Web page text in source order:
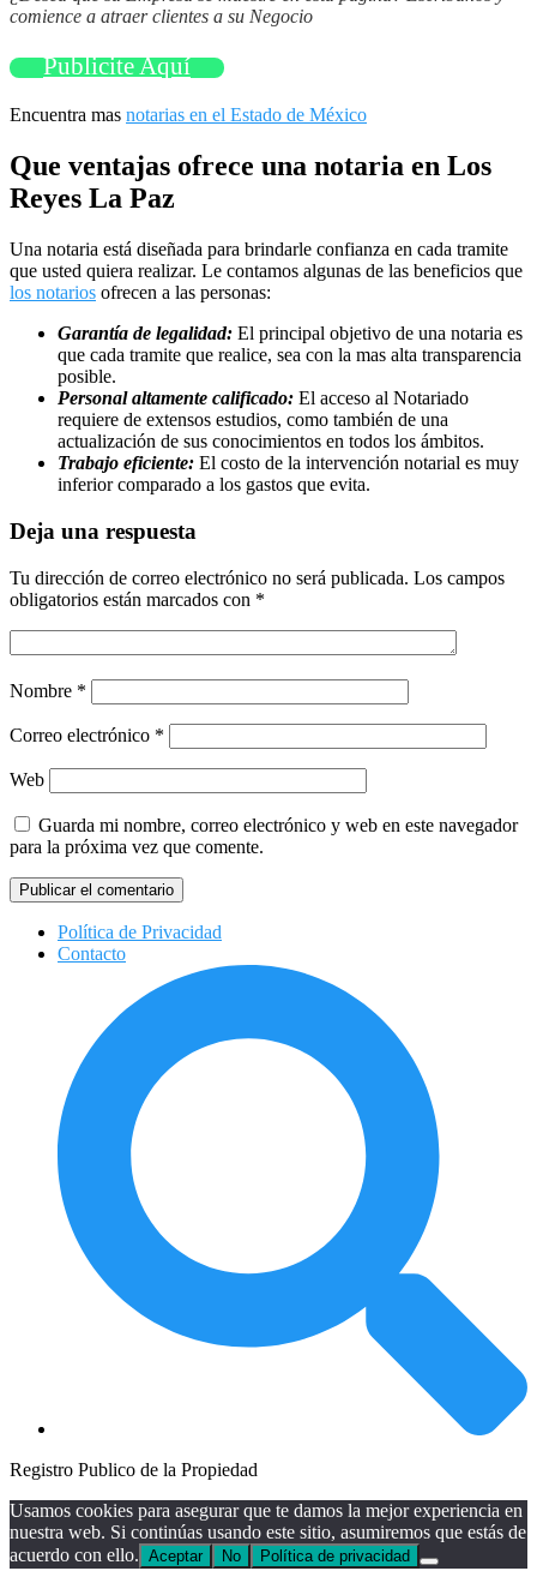
comience a atraer clientes a su Negocio
Publicite Aquí
Encuentra mas notarias en el Estado de México
Que ventajas ofrece una notaria en Los
Reyes La Paz
Una notaria está diseñada para brindarle confianza en cada tramite
que usted quiera realizar. Le contamos algunas de las beneficios que
los notarios ofrecen a las personas:
Garantía de legalidad: El principal objetivo de una notaria es
que cada tramite que realice, sea con la mas alta transparencia
posible.
Personal altamente calificado: El acceso al Notariado
requiere de extensos estudios, como también de una
actualización de sus conocimientos en todos los ámbitos.
Trabajo eficiente: El costo de la intervención notarial es muy
inferior comparado a los gastos que evita.
Deja una respuesta
Tu dirección de correo electrónico no será publicada. Los campos
obligatorios están marcados con *
Nombre *
Correo electrónico *
Web
Guarda mi nombre, correo electrónico y web en este navegador
para la próxima vez que comente.
Política de Privacidad
Contacto
Registro Publico de la Propiedad
Usamos cookies para asegurar que te damos la mejor experiencia en
nuestra web. Si continúas usando este sitio, asumiremos que estás de
acuerdo con ello. Aceptar No Política de privacidad